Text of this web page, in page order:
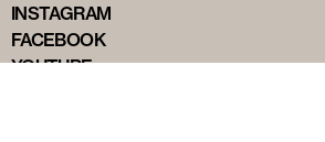
INSTAGRAM
FACEBOOK
YOUTUBE